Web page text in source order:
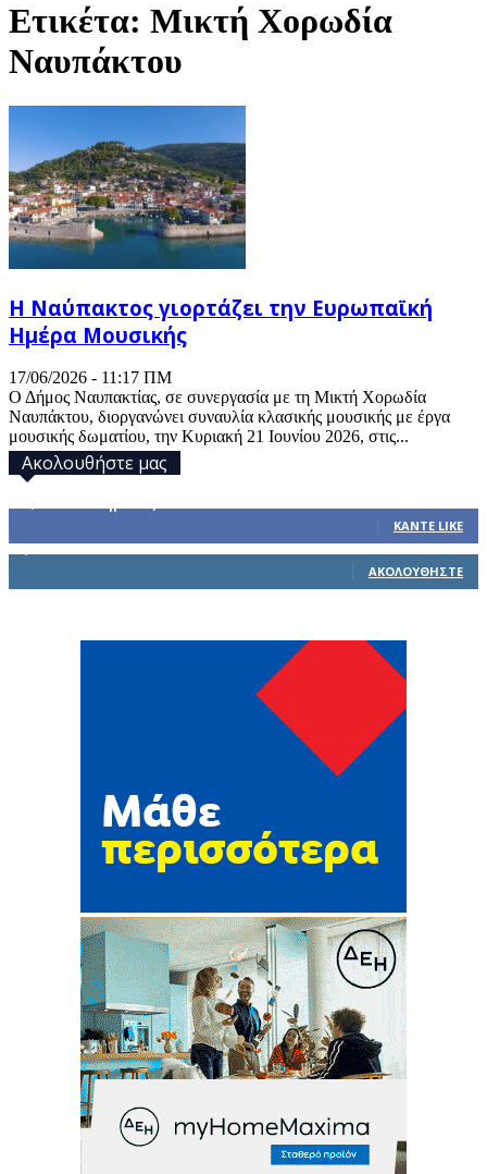
Ετικέτα: Μικτή Χορωδία
Ναυπάκτου
Η Ναύπακτος γιορτάζει την Ευρωπαϊκή
Ημέρα Μουσικής
17/06/2026 - 11:17 ΠΜ
Ο Δήμος Ναυπακτίας, σε συνεργασία με τη Μικτή Χορωδία
Ναυπάκτου, διοργανώνει συναυλία κλασικής μουσικής με έργα
μουσικής δωματίου, την Κυριακή 21 Ιουνίου 2026, στις...
Ακολουθήστε μας
ΚΆΝΤΕ LIKE
ΑΚΟΛΟΥΘΉΣΤΕ